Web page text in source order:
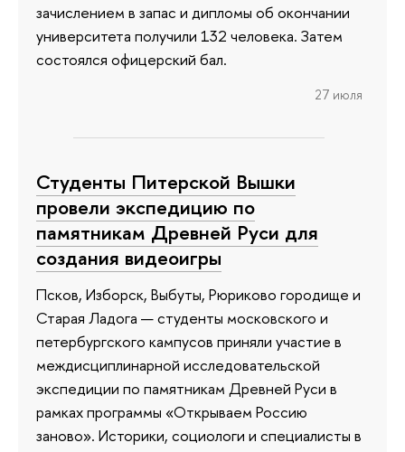
зачислением в запас и дипломы об окончании
университета получили 132 человека. Затем
состоялся офицерский бал.
27 июля
Студенты Питерской Вышки
провели экспедицию по
памятникам Древней Руси для
создания видеоигры
Псков, Изборск, Выбуты, Рюриково городище и
Старая Ладога — студенты московского и
петербургского кампусов приняли участие в
междисциплинарной исследовательской
экспедиции по памятникам Древней Руси в
рамках программы «Открываем Россию
заново». Историки, социологи и специалисты в